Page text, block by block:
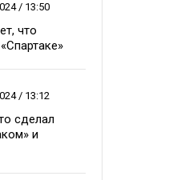
/ 13:50
что
/ 13:12
сделал
и